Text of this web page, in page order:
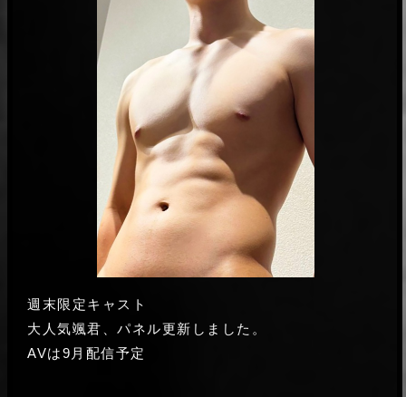
持ち悪いと思うのに、ずっとニコニコしてくれ
て、その態度にも感動した。 素晴らしいのは、マ
ッチョな体だけじゃない。またリピートさせても
らいます。
いつもどエロなプレイで楽しませてくれる拓磨く
ん。 今回こちらがノープランで行ってしまいまし
たが、それでは失礼ですね（笑） それでも色々と
趣向を凝らして、道具も駆使して（笑） ちゃんと
満足させてくれました、ありがとう。 次回は自分
も負けじと作戦を練って参上します！ 次が楽しみ
です！ 頑張り屋の拓磨くん、無理せずお体ご自愛
下さいね。 またね！
2026.04.04
(ヘビー級)
A**様
通常レビューを書かないのですが、特にあなたの
ようにすでにたくさんの絶賛レビューがある方に
は珍しいです。サイトでいつもトップランクだっ
たあなたを実際に体験して、確かにその位置にふ
さわしいと思いました。 期待を大きく超えまし
た。一度も取引のような感じがせず、本当に親密
で情熱的で、自分がしていることを心から楽しん
でいるのが伝わってきました。何年も経験を積ん
でいるのに、一切ルーチンにならず、常に新鮮で
激しい時間でした。これが多くのリピーターがい
いと強く思っています。特にあなたの優しさに触
れて。 初めてのボトムでした。今まで見た中で一
にリードしてくれ、安心して委ねられました。全
2026.03.22
拓磨 (ヘビー級)
だいち様
ゲイ誰もが理想とする男性に抱かれるという、東
京最後にいい思い出になりました！本当にありが
とうございました！ タイプ過ぎて照れてしまい終
始無口気味になってしまいましが… また様子見な
がら色んな角度から攻めていただき、少し自分の
性癖が分かった気がします。 東京に行く時またご
2026.03.20 ちー様
前回初めて利用させていただいて、とてもかっこ
よくプレイもめちゃくちゃ気持ちよかったので、
またリピートさせていただきました！ いつも気さ
週末限定キャスト
大人気颯君、パネル更新しました。
AVは9月配信予定